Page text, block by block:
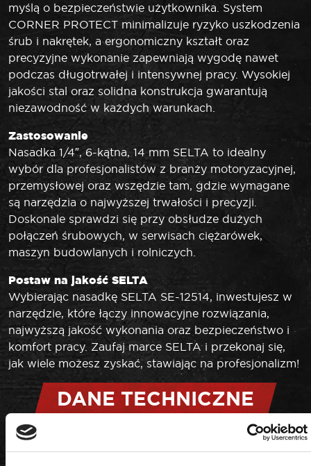
myślą o bezpieczeństwie użytkownika. System
CORNER PROTECT minimalizuje ryzyko uszkodzenia
śrub i nakrętek, a ergonomiczny kształt oraz
precyzyjne wykonanie zapewniają wygodę nawet
podczas długotrwałej i intensywnej pracy. Wysokiej
jakości stal oraz solidna konstrukcja gwarantują
niezawodność w każdych warunkach.
Zastosowanie
Nasadka 1/4″, 6-kątna, 14 mm SELTA to idealny
wybór dla profesjonalistów z branży motoryzacyjnej,
przemysłowej oraz wszędzie tam, gdzie wymagane
są narzędzia o najwyższej trwałości i precyzji.
Doskonale sprawdzi się przy obsłudze dużych
połączeń śrubowych, w serwisach ciężarówek,
maszyn budowlanych i rolniczych.
Postaw na jakość SELTA
Wybierając nasadkę SELTA SE-12514, inwestujesz w
narzędzie, które łączy innowacyjne rozwiązania,
najwyższą jakość wykonania oraz bezpieczeństwo i
komfort pracy. Zaufaj marce SELTA i przekonaj się,
jak wiele możesz zyskać, stawiając na profesjonalizm!
DANE TECHNICZNE